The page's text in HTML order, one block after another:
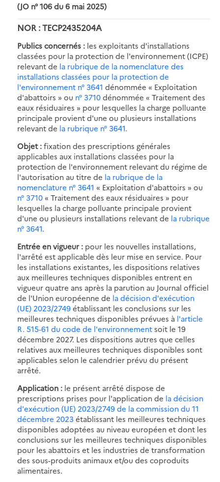
(JO n° 106 du 6 mai 2025)
NOR : TECP2435204A
Publics concernés : les exploitants d'installations
classées pour la protection de l'environnement (ICPE)
relevant de la rubrique de la nomenclature des
installations classées pour la protection de
l'environnement n° 3641 dénommée « Exploitation
d'abattoirs » ou n° 3710dénommée « Traitement des
eaux résiduaires » pour lesquelles la charge polluante
principale provient d'une ou plusieurs installations
relevant de la rubrique n° 3641.
Objet :fixation des prescriptions générales
applicables aux installations classées pour la
protection de l'environnement relevant du régime de
l'autorisation au titre de la rubrique de la
nomenclature n° 3641 « Exploitation d'abattoirs » ou
n° 3710 « Traitement des eaux résiduaires » pour
lesquelles la charge polluante principale provient
d'une ou plusieurs installations relevant de la rubrique
n° 3641.
Entrée en vigueur : pour les nouvelles installations,
l'arrêté est applicable dès leur mise en service. Pour
les installations existantes, les dispositions relatives
aux meilleures techniques disponibles entrent en
vigueur quatre ans après la parution au Journal officiel
de l'Union européenne de la décision d'exécution
(UE) 2023/2749établissant les conclusions sur les
meilleures techniques disponibles prévues à l'article
R. 515-61 du code de l'environnementsoit le 19
décembre 2027. Les dispositions autres que celles
relatives aux meilleures techniques disponibles sont
applicables selon le calendrier prévu du présent
arrêté.
Application : le présent arrêté dispose de
prescriptions prises pour l'application de la décision
d'exécution (UE) 2023/2749 de la commission du 11
décembre 2023 établissant les meilleures techniques
disponibles adoptées au niveau européen et dont les
conclusions sur les meilleures techniques disponibles
pour les abattoirs et les industries de transformation
des sous-produits animaux et/ou des coproduits
alimentaires.